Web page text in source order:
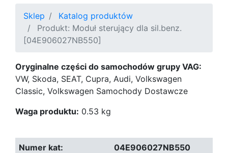
Sklep
Katalog produktów
Produkt: Moduł sterujący dla sil.benz.
[04E906027NB550]
Oryginalne części do samochodów grupy VAG:
VW, Skoda, SEAT, Cupra, Audi, Volkswagen
Classic, Volkswagen Samochody Dostawcze
Waga produktu: 0.53 kg
04E906027NB550